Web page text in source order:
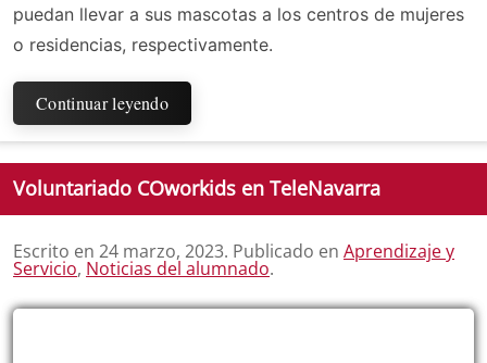
puedan llevar a sus mascotas a los centros de mujeres
o residencias, respectivamente.
Continuar leyendo
Voluntariado COworkids en TeleNavarra
Escrito en 24 marzo, 2023. Publicado en Aprendizaje y
Servicio, Noticias del alumnado.